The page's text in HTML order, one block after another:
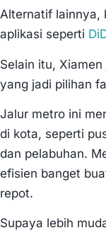
Alternatif lainnya,
aplikasi seperti
Selain itu,
yang jadi pilihan
Jalur metro ini
di kota, seperti
dan pelabuhan.
efisien banget
repot.
Supaya lebih